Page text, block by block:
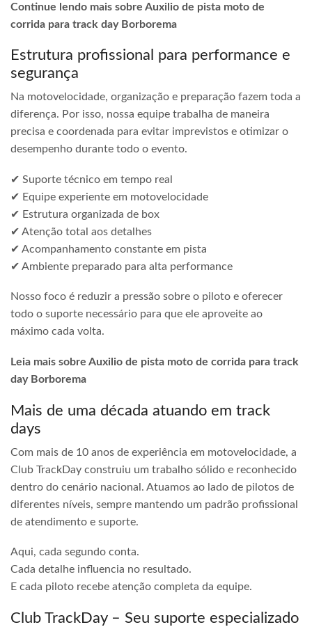
Continue lendo mais sobre Auxilio de pista moto de
corrida para track day Borborema
Estrutura profissional para performance e
segurança
Na motovelocidade, organização e preparação fazem toda a
diferença. Por isso, nossa equipe trabalha de maneira
precisa e coordenada para evitar imprevistos e otimizar o
desempenho durante todo o evento.
✔ Suporte técnico em tempo real
✔ Equipe experiente em motovelocidade
✔ Estrutura organizada de box
✔ Atenção total aos detalhes
✔ Acompanhamento constante em pista
✔ Ambiente preparado para alta performance
Nosso foco é reduzir a pressão sobre o piloto e oferecer
todo o suporte necessário para que ele aproveite ao
máximo cada volta.
Leia mais sobre Auxilio de pista moto de corrida para track
day Borborema
Mais de uma década atuando em track
days
Com mais de 10 anos de experiência em motovelocidade, a
Club TrackDay construiu um trabalho sólido e reconhecido
dentro do cenário nacional. Atuamos ao lado de pilotos de
diferentes níveis, sempre mantendo um padrão profissional
de atendimento e suporte.
Aqui, cada segundo conta.
Cada detalhe influencia no resultado.
E cada piloto recebe atenção completa da equipe.
Club TrackDay – Seu suporte especializado